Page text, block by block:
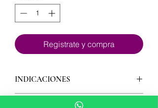
Registrate y compra
INDICACIONES
OBESIDAD GENERALIZADA,